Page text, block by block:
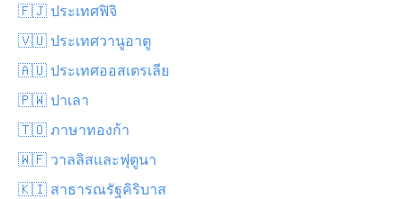
🇫🇯 ประเทศฟิจิ
🇻🇺 ประเทศวานูอาตู
🇦🇺 ประเทศออสเตรเลีย
🇵🇼 ปาเลา
🇹🇴 ภาษาทองก้า
🇼🇫 วาลลิสและฟุตูนา
🇰🇮 สาธารณรัฐคิริบาส